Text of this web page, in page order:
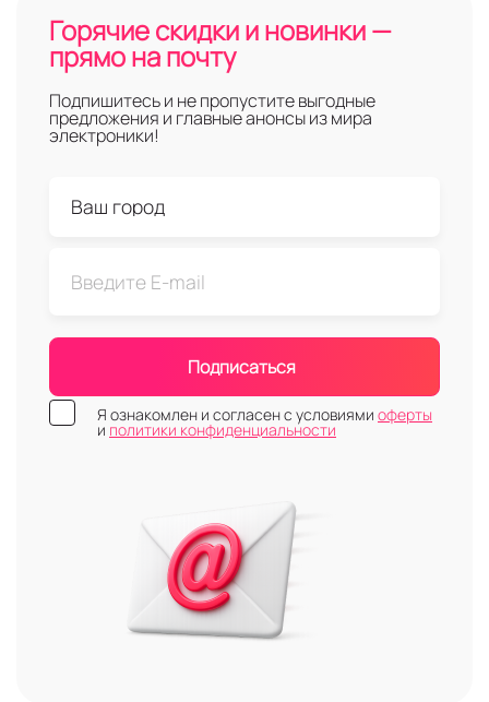
Горячие скидки и новинки —
прямо на почту
Подпишитесь и не пропустите выгодные
предложения и главные анонсы из мира
электроники!
Подписаться
Я ознакомлен и согласен с условиями оферты
и политики конфиденциальности